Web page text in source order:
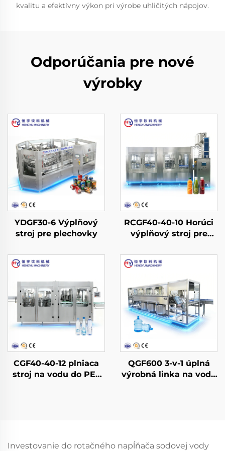
kvalitu a efektívny výkon pri výrobe uhličitých nápojov.
Odporúčania pre nové
výrobky
YDGF30-6 Výplňový
stroj pre plechovky
RCGF40-40-10 Horúci
výplňový stroj pre
PET
CGF40-40-12 plniaca
stroj na vodu do PET
QGF600 3-v-1 úplná
výrobná linka na vodu
Investovanie do rotačného napĺňača sodovej vody